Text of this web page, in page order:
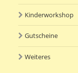
Kinderworkshop
Gutscheine
Weiteres